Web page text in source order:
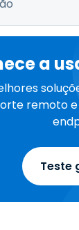
a
remoto
Teste